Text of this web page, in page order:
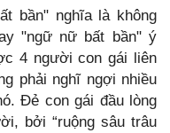
bần" nghĩa là không
"ngữ nữ bất bần" ý
4 người con gái liên
phải nghĩ ngợi nhiều
Đẻ con gái đầu lòng
bởi “ruộng sâu trâu